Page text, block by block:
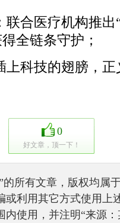
合医疗机构推出
全链条守护；
上科技的翅膀，
0
好文章，顶一下！
的所有文章，版权均属
或利用其它方式使用上
内使用，并注明“来源